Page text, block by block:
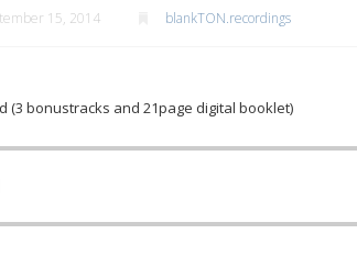
15, 2014 blankTON.recordings
(3 bonustracks and 21page digital booklet)